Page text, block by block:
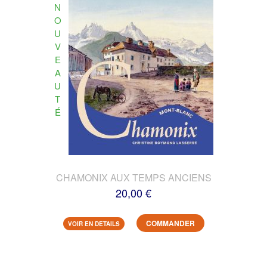
N
O
U
V
E
A
U
T
É
CHAMONIX AUX TEMPS ANCIENS
20,00 €
VOIR EN DETAILS COMMANDER